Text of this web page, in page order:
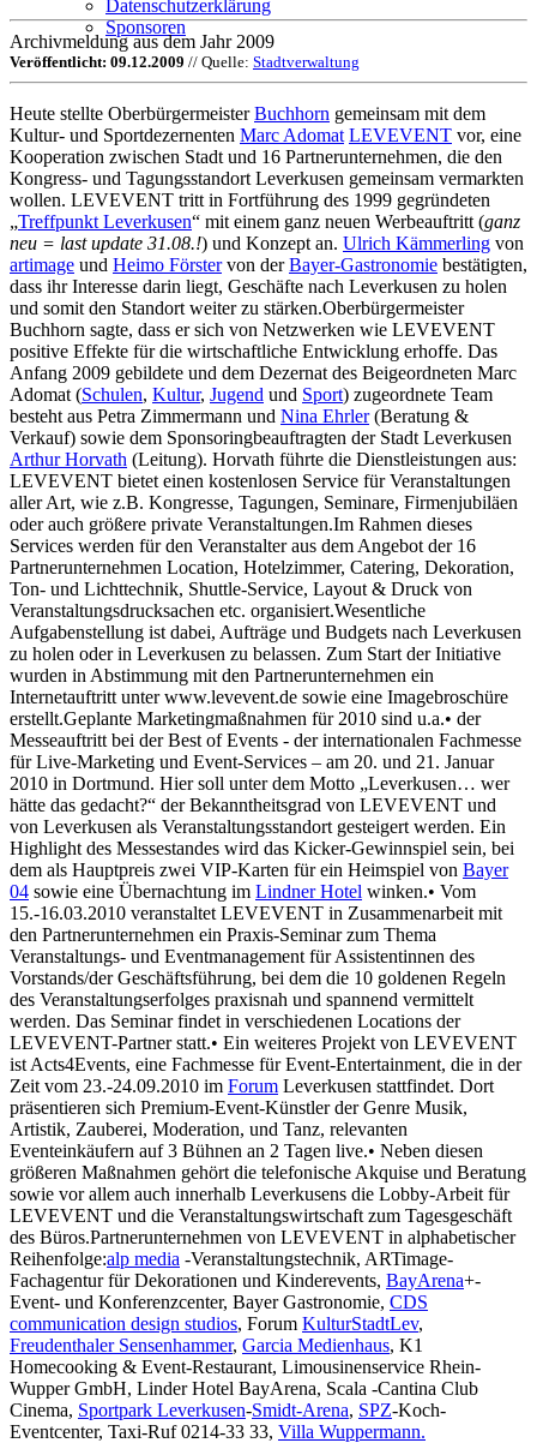
Datenschutzerklärung
Sponsoren
Archivmeldung aus dem Jahr 2009
Veröffentlicht: 09.12.2009 // Quelle: Stadtverwaltung
Heute stellte OberbürgermeisterBuchhorn gemeinsam mit dem
Kultur- und Sportdezernenten Marc Adomat LEVEVENT vor, eine
Kooperation zwischen Stadt und 16 Partnerunternehmen, die den
Kongress- und Tagungsstandort Leverkusen gemeinsam vermarkten
wollen. LEVEVENT tritt in Fortführung des 1999 gegründeten
„Treffpunkt Leverkusen“ mit einem ganz neuen Werbeauftritt (ganz
neu = last update 31.08.!) und Konzept an. Ulrich Kämmerling von
artimage und Heimo Förstervon derBayer-Gastronomie bestätigten,
dass ihr Interesse darin liegt, Geschäfte nach Leverkusen zu holen
und somit den Standort weiter zu stärken.Oberbürgermeister
Buchhorn sagte, dass er sich von Netzwerken wie LEVEVENT
positive Effekte für die wirtschaftliche Entwicklung erhoffe. Das
Anfang 2009 gebildete und dem Dezernat des Beigeordneten Marc
Adomat (Schulen, Kultur, Jugend und Sport) zugeordnete Team
besteht aus Petra Zimmermann und Nina Ehrler(Beratung &
Verkauf) sowie dem Sponsoringbeauftragten der Stadt Leverkusen
Arthur Horvath (Leitung). Horvath führte die Dienstleistungen aus:
LEVEVENT bietet einen kostenlosen Service für Veranstaltungen
aller Art, wie z.B. Kongresse, Tagungen, Seminare, Firmenjubiläen
oder auch größere private Veranstaltungen.Im Rahmen dieses
Services werden für den Veranstalter aus dem Angebot der 16
Partnerunternehmen Location, Hotelzimmer, Catering, Dekoration,
Ton- und Lichttechnik, Shuttle-Service, Layout & Druck von
Veranstaltungsdrucksachen etc. organisiert.Wesentliche
Aufgabenstellung ist dabei, Aufträge und Budgets nach Leverkusen
zu holen oder in Leverkusen zu belassen. Zum Start der Initiative
wurden in Abstimmung mit den Partnerunternehmen ein
Internetauftritt unter www.levevent.de sowie eine Imagebroschüre
erstellt.Geplante Marketingmaßnahmen für 2010 sind u.a.• der
Messeauftritt bei der Best of Events - der internationalen Fachmesse
für Live-Marketing und Event-Services – am 20. und 21. Januar
2010 in Dortmund. Hier soll unter dem Motto „Leverkusen… wer
hätte das gedacht?“ der Bekanntheitsgrad von LEVEVENT und
von Leverkusen als Veranstaltungsstandort gesteigert werden. Ein
Highlight des Messestandes wird das Kicker-Gewinnspiel sein, bei
dem als Hauptpreis zwei VIP-Karten für ein Heimspiel von Bayer
04 sowie eine Übernachtung im Lindner Hotel winken.• Vom
15.-16.03.2010 veranstaltet LEVEVENT in Zusammenarbeit mit
den Partnerunternehmen ein Praxis-Seminar zum Thema
Veranstaltungs- und Eventmanagement für Assistentinnen des
Vorstands/der Geschäftsführung, bei dem die 10 goldenen Regeln
des Veranstaltungserfolges praxisnah und spannend vermittelt
werden. Das Seminar findet in verschiedenen Locations der
LEVEVENT-Partner statt.• Ein weiteres Projekt von LEVEVENT
ist Acts4Events, eine Fachmesse für Event-Entertainment, die in der
Zeit vom 23.-24.09.2010 im Forum Leverkusen stattfindet. Dort
präsentieren sich Premium-Event-Künstler der Genre Musik,
Artistik, Zauberei, Moderation, und Tanz, relevanten
Eventeinkäufern auf 3 Bühnen an 2 Tagen live.• Neben diesen
größeren Maßnahmen gehört die telefonische Akquise und Beratung
sowie vor allem auch innerhalb Leverkusens die Lobby-Arbeit für
LEVEVENT und die Veranstaltungswirtschaft zum Tagesgeschäft
des Büros.Partnerunternehmen von LEVEVENT in alphabetischer
Reihenfolge:alp media -Veranstaltungstechnik, ARTimage-
Fachagentur für Dekorationen und Kinderevents, BayArena+-
Event- und Konferenzcenter, Bayer Gastronomie, CDS
communication design studios, Forum KulturStadtLev,
Freudenthaler Sensenhammer, Garcia Medienhaus, K1
Homecooking & Event-Restaurant, Limousinenservice Rhein-
Wupper GmbH, Linder Hotel BayArena, Scala -Cantina Club
Cinema, Sportpark Leverkusen-Smidt-Arena, SPZ-Koch-
Eventcenter, Taxi-Ruf 0214-33 33, Villa Wuppermann.